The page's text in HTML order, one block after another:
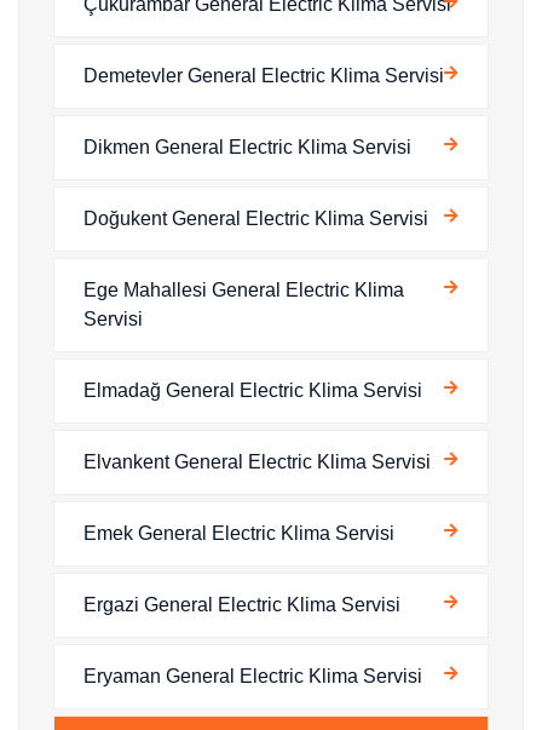
Demetevler General Electric Klima Servisi
Dikmen General Electric Klima Servisi
Doğukent General Electric Klima Servisi
Ege Mahallesi General Electric Klima
Servisi
Elmadağ General Electric Klima Servisi
Elvankent General Electric Klima Servisi
Emek General Electric Klima Servisi
Ergazi General Electric Klima Servisi
Eryaman General Electric Klima Servisi